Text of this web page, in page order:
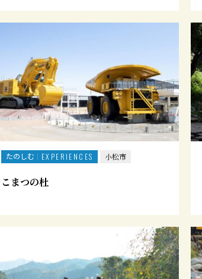
たのしむ EXPERIENCES 小松市
こまつの杜